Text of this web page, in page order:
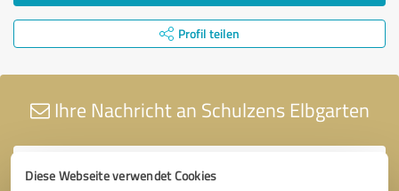
Diese Webseite verwendet Cookies
Profil teilen
Ihre Nachricht an Schulzens Elbgarten